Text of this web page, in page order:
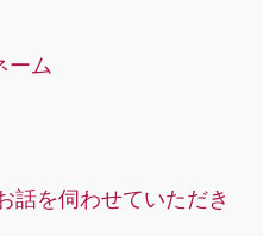
ーム
話を伺わせていただき